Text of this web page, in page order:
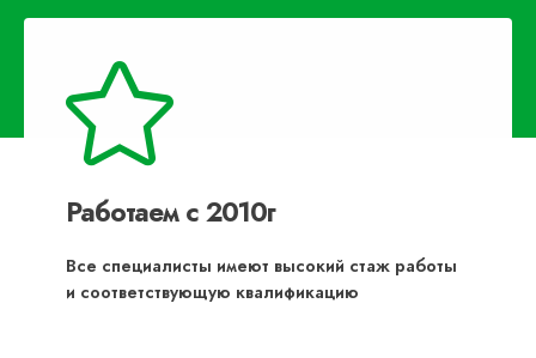
Работаем с 2010г
Все специалисты имеют высокий стаж работы
и соответствующую квалификацию